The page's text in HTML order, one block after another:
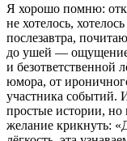
Я хорошо помню:
не хотелось,
послезавтра,
до ушей —
и безответственной
юмора, от
участника событий.
простые истории, но
желание крикнуть: